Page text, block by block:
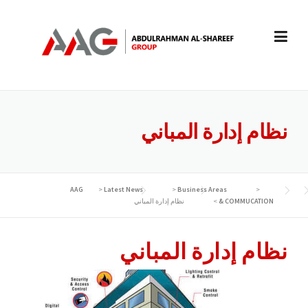
content
نظام إدارة المباني
AAG >Latest News >Business Areas
>
COMMUCATION &
> نظام إدارة المباني
نظام إدارة المباني